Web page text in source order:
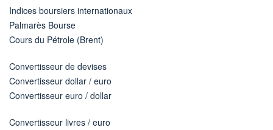
Indices boursiers internationaux
Palmarès Bourse
Cours du Pétrole (Brent)
Convertisseur de devises
Convertisseur dollar / euro
Convertisseur euro / dollar
Convertisseur livres / euro